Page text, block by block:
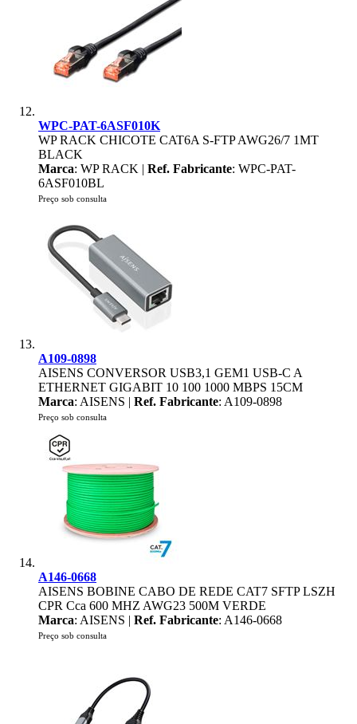
WPC-PAT-6ASF010K
WP RACK CHICOTE CAT6A S-FTP AWG26/7 1MT
BLACK
Marca: WP RACK | Ref. Fabricante: WPC-PAT-
6ASF010BL
Preço sob consulta
A109-0898
AISENS CONVERSOR USB3,1 GEM1 USB-C A
ETHERNET GIGABIT 10 100 1000 MBPS 15CM
Marca: AISENS | Ref. Fabricante: A109-0898
Preço sob consulta
A146-0668
AISENS BOBINE CABO DE REDE CAT7 SFTP LSZH
CPR Cca 600 MHZ AWG23 500M VERDE
Marca: AISENS | Ref. Fabricante: A146-0668
Preço sob consulta